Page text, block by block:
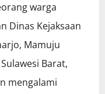
warga
Dinas Kejaksaan
Mamuju
Barat,
mengalami